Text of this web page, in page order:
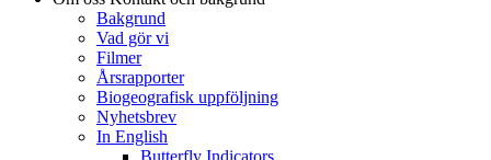
Bakgrund
Vad gör vi
Filmer
Årsrapporter
Biogeografisk uppföljning
Nyhetsbrev
In English
Butterfly Indicators